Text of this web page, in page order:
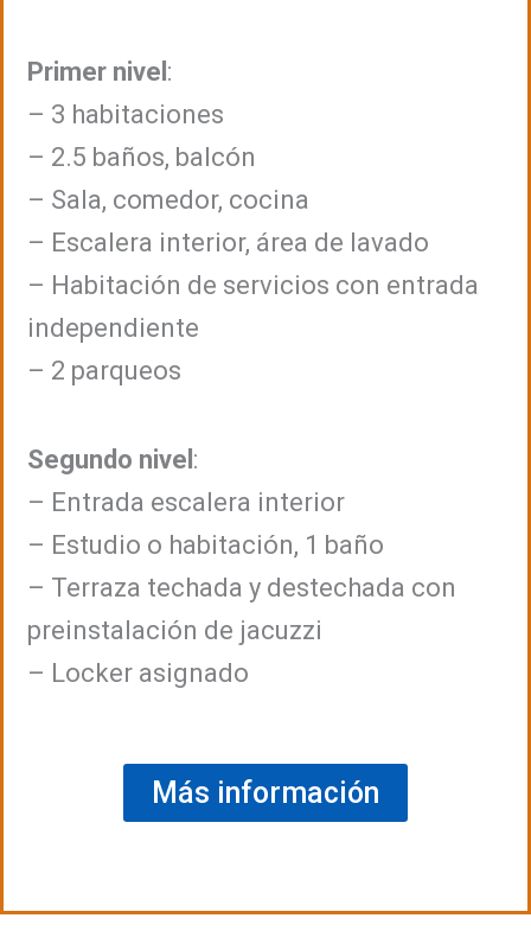
Primer nivel :
– 3 habitaciones
– 2.5 baños, balcón
– Sala, comedor, cocina
– Escalera interior, área de lavado
– Habitación de servicios con entrada
independiente
– 2 parqueos
Segundo nivel :
– Entrada escalera interior
– Estudio o habitación, 1 baño
– Terraza techada y destechada con
preinstalación de jacuzzi
– Locker asignado
Más información